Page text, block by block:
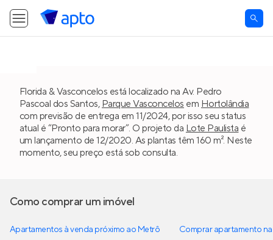
Florida & Vasconcelos está localizado na Av. Pedro
Pascoal dos Santos, Parque Vasconcelos em Hortolândia
com previsão de entrega em 11/2024, por isso seu status
atual é “Pronto para morar”. O projeto da Lote Paulista é
um lançamento de 12/2020. As plantas têm 160 m². Neste
momento, seu preço está sob consulta.
Como comprar um imóvel
Apartamentos à venda próximo ao Metrô
Comprar apartamento